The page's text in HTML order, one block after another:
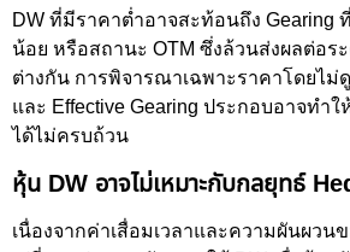
DW ที่มีราคาต่ำอาจสะท้อนถึง Gearing
น้อย หรือสถานะ OTM ซึ่งล้วนส่งผลต่อร
ต่างกัน การพิจารณาเฉพาะราคาโดยไม่ดู
และ Effective Gearing ประกอบอาจทำใ
ได้ไม่ครบถ้วน
หุ้น DW อาจไม่เหมาะกับกลยุทธ์
เนื่องจากค่าเสื่อมเวลาและความผันผวน